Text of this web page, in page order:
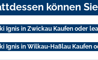
können
Ignis in Zwickau Kaufen oder
Ignis in Wilkau-Haßlau Kaufen